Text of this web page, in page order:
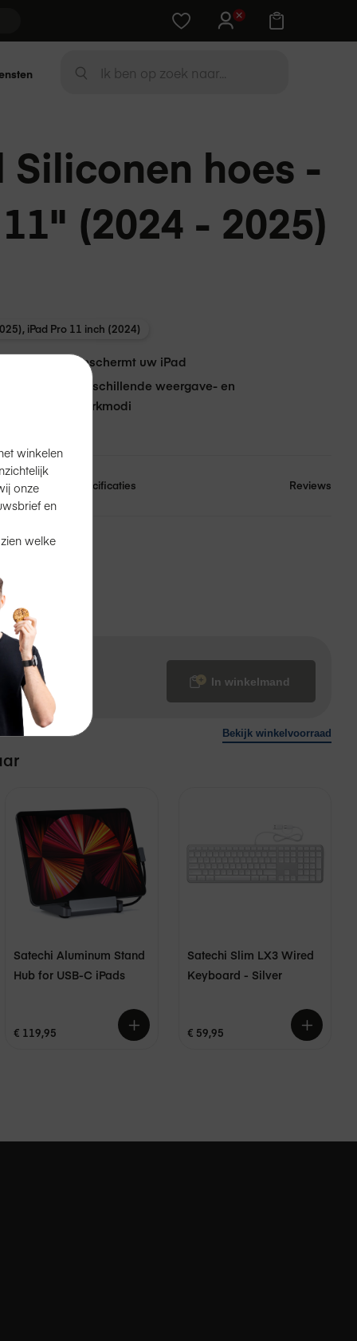
Training cadeau bij Apple-device
ZOEK Zoek
Siliconen hoes -
(2024 - 2025)
iPad Pro 11 inch (2024)
Beschermt uw iPad
Verschillende weergave- en
werkmodi
Specificaties Reviews
in de winkel.
In winkelmand
Bekijk winkelvoorraad
winkelen
onze
en
welke